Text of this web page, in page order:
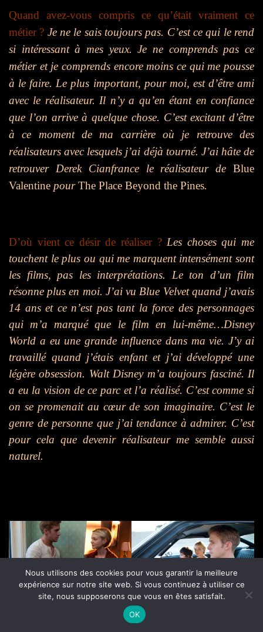
Quand avez-vous compris ce qu’était vraiment ce
métier ? Je ne le sais toujours pas. C’est ce qui le rend
si intéressant à mes yeux. Je ne comprends pas ce
métier et je comprends encore moins ce qui me pousse
à le faire. Le plus important, pour moi, est d’être ami
avec le réalisateur. Il n’y a qu’en étant en confiance
que l’on arrive à quelque chose. C’est excitant d’être
à ce moment de ma carrière où je retrouve des
réalisateurs avec lesquels j’ai déjà tourné. J’ai hâte de
retrouver Derek Cianfrance le réalisateur de Blue
Valentine pourThe Place Beyond the Pines.
D’où vient ce désir de réaliser ? Les choses qui me
touchent le plus ou qui me marquent intensément sont
les films, pas les interprétations. Le ton d’un film
résonne plus en moi. J’ai vu Blue Velvet quand j’avais
14 ans et ce n’est pas tant la force des personnages
qui m’a marqué que le film en lui-même…Disney
World a eu une grande influence dans ma vie. J’y ai
travaillé quand j’étais enfant et j’ai développé une
légère obsession. Walt Disney m’a toujours fasciné. Il
a eu la vision de ce parc et l’a réalisé. C’est comme si
on se promenait au cœur de son imaginaire. C’est le
genre de personne que j’ai tendance à admirer. C’est
pour cela que devenir réalisateur me semble aussi
naturel.
Nous utilisons des cookies pour vous garantir la meilleure
expérience sur notre site web. Si vous continuez à utiliser ce
site, nous supposerons que vous en êtes satisfait.
OK